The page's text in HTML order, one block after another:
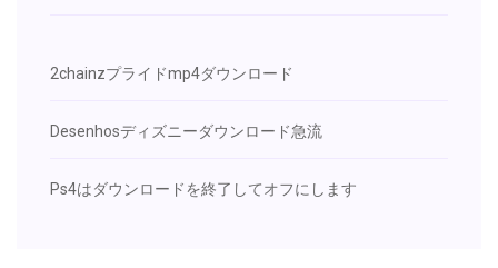
2chainzプライドmp4ダウンロード
Desenhosディズニーダウンロード急流
Ps4はダウンロードを終了してオフにします